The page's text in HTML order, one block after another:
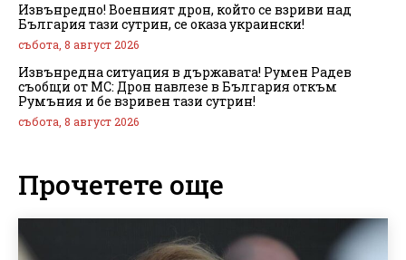
Извънредно! Военният дрон, който се взриви над
България тази сутрин, се оказа украински!
събота, 8 август 2026
Извънредна ситуация в държавата! Румен Радев
съобщи от МС: Дрон навлезе в България откъм
Румъния и бе взривен тази сутрин!
събота, 8 август 2026
Прочетете още